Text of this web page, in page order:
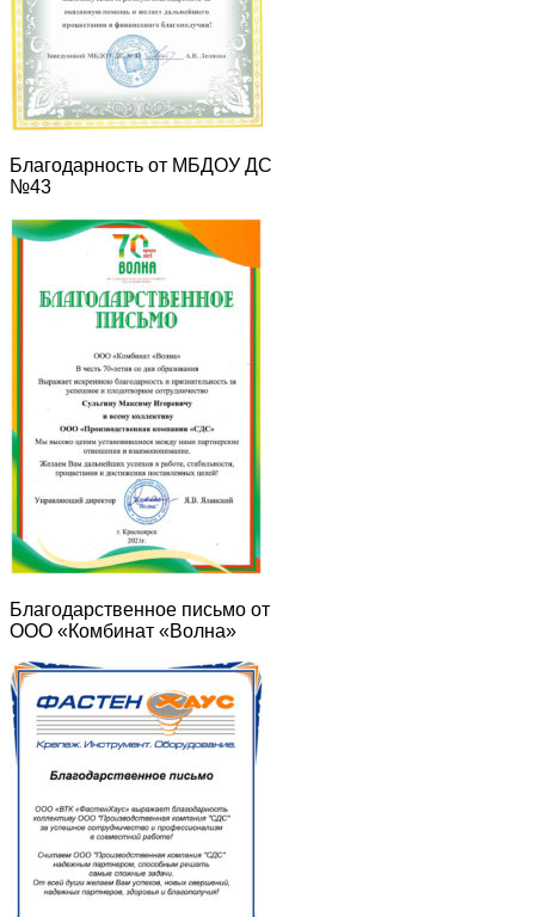
Благодарность от МБДОУ ДС
№43
Благодарственное письмо от
ООО «Комбинат «Волна»